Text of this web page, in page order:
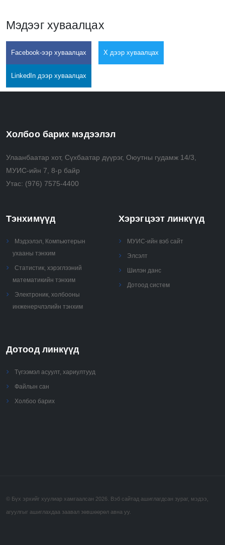
Мэдээг хуваалцах
Facebook-ээр хуваалцах X дээр хуваалцах
LinkedIn дээр хуваалцах
Холбоо барих мэдээлэл
Улаанбаатар хот, Сүхбаатар дүүрэг, Оюутны гудамж 14/3,
МУИС-ийн 7, 8-р байр
Утас: (976) 7575-4400
Тэнхимүүд
Мэдээлэл, Компьютерын
ухааны тэнхим
Статистик, хэрэглээний
математикийн тэнхим
Электроник, холбооны
инженерчлэлийн тэнхим
Хэрэгцээт линкүүд
МУИС-ийн вэб сайт
Элсэлт
Шилэн данс
Дотоод систем
Дотоод линкүүд
Түгээмэл асуулт, хариултууд
Файлын сан
Холбоо барих
© Бүх эрхийг хуулиар хамгаалсан 2026. Вэб сайтад ашиглагдсан зураг, мэдээ,
агуулгыг ашиглахдаа заавал зөвшөөрөл авна уу.